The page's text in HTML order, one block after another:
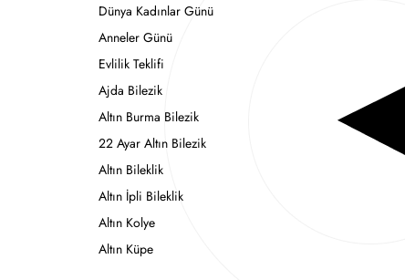
Dünya Kadınlar Günü
Anneler Günü
Evlilik Teklifi
Ajda Bilezik
Altın Burma Bilezik
22 Ayar Altın Bilezik
Altın Bileklik
Altın İpli Bileklik
Altın Kolye
Altın Küpe